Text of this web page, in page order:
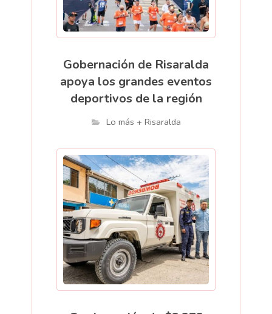
Gobernación de Risaralda
apoya los grandes eventos
deportivos de la región
Lo más + Risaralda